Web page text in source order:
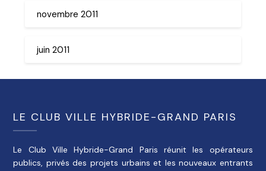
novembre 2011
juin 2011
LE CLUB VILLE HYBRIDE-GRAND PARIS
Le Club Ville Hybride-Grand Paris réunit les opérateurs
publics, privés des projets urbains et les nouveaux entrants